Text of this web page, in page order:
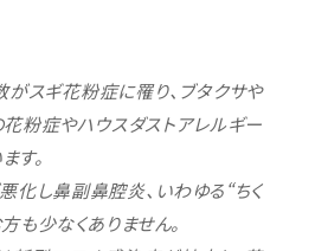
スギ花粉症に罹り、ブタクサや
粉症やハウスダストアレルギー
す。
化し鼻副鼻腔炎、いわゆる“ちく
も少なくありません。